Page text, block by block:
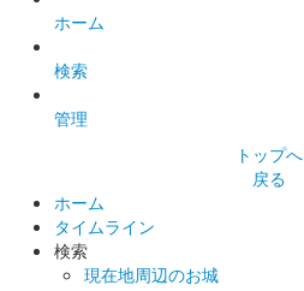
ホーム
検索
管理
トップへ
戻る
ホーム
タイムライン
検索
現在地周辺のお城